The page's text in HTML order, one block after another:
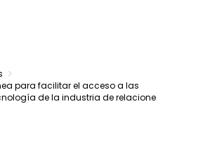
para facilitar el acceso a las
de la industria de relacione